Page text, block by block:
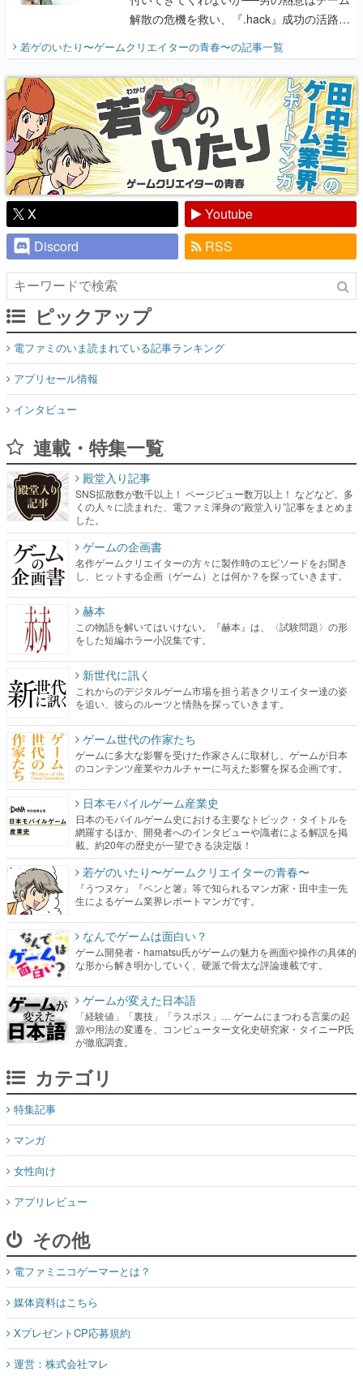
解散の危機を救い、『.hack』成功の活路を
開く。業界の快男児・松山 洋に流れる血は
『少年ジャンプ』色だった【若ゲのいた
り】
若ゲのいたり〜ゲームクリエイターの青春〜の記事一覧
X
Youtube
Discord
RSS
ピックアップ
電ファミのいま読まれている記事ランキング
アプリセール情報
インタビュー
連載・特集一覧
殿堂入り記事
SNS拡散数が数千以上！ ページビュー数万以上！ などなど。多
くの人々に読まれた、電ファミ渾身の“殿堂入り”記事をまとめま
した。
ゲームの企画書
名作ゲームクリエイターの方々に製作時のエピソードをお聞き
し、ヒットする企画（ゲーム）とは何か？を探っていきます。
赫本
この物語を解いてはいけない。『赫本』は、〈試験問題〉の形
をした短編ホラー小説集です。
新世代に訊く
これからのデジタルゲーム市場を担う若きクリエイター達の姿
を追い、彼らのルーツと情熱を探っていきます。
ゲーム世代の作家たち
ゲームに多大な影響を受けた作家さんに取材し、ゲームが日本
のコンテンツ産業やカルチャーに与えた影響を探る企画です。
日本モバイルゲーム産業史
日本のモバイルゲーム史における主要なトピック・タイトルを
網羅するほか、開発者へのインタビューや識者による解説を掲
載。約20年の歴史が一望できる決定版！
若ゲのいたり〜ゲームクリエイターの青春〜
『うつヌケ』『ペンと箸』等で知られるマンガ家・田中圭一先
生によるゲーム業界レポートマンガです。
なんでゲームは面白い？
ゲーム開発者・hamatsu氏がゲームの魅力を画面や操作の具体的
な形から解き明かしていく、硬派で骨太な評論連載です。
ゲームが変えた日本語
「経験値」「裏技」「ラスボス」… ゲームにまつわる言葉の起
源や用法の変遷を、コンピューター文化史研究家・タイニーP氏
が徹底調査。
カテゴリ
特集記事
マンガ
女性向け
アプリレビュー
その他
電ファミニコゲーマーとは？
媒体資料はこちら
XプレゼントCP応募規約
運営：株式会社マレ